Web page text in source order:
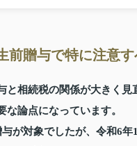
前贈与で特に注意す
と相続税の関係が大きく
論点になっています。
が対象でしたが、令和6